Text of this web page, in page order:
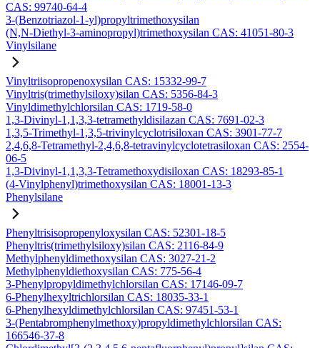
CAS: 99740-64-4
3-(Benzotriazol-1-yl)propyltrimethoxysilan
(N,N-Diethyl-3-aminopropyl)trimethoxysilan CAS: 41051-80-3
Vinylsilane
Vinyltriisopropenoxysilan CAS: 15332-99-7
Vinyltris(trimethylsiloxy)silan CAS: 5356-84-3
Vinyldimethylchlorsilan CAS: 1719-58-0
1,3-Divinyl-1,1,3,3-tetramethyldisilazan CAS: 7691-02-3
1,3,5-Trimethyl-1,3,5-trivinylcyclotrisiloxan CAS: 3901-77-7
2,4,6,8-Tetramethyl-2,4,6,8-tetravinylcyclotetrasiloxan CAS: 2554-
06-5
1,3-Divinyl-1,1,3,3-Tetramethoxydisiloxan CAS: 18293-85-1
(4-Vinylphenyl)trimethoxysilan CAS: 18001-13-3
Phenylsilane
Phenyltrisisopropenyloxysilan CAS: 52301-18-5
Phenyltris(trimethylsiloxy)silan CAS: 2116-84-9
Methylphenyldimethoxysilan CAS: 3027-21-2
Methylphenyldiethoxysilan CAS: 775-56-4
3-Phenylpropyldimethylchlorsilan CAS: 17146-09-7
6-Phenylhexyltrichlorsilan CAS: 18035-33-1
6-Phenylhexyldimethylchlorsilan CAS: 97451-53-1
3-(Pentabromphenylmethoxy)propyldimethylchlorsilan CAS:
166546-37-8